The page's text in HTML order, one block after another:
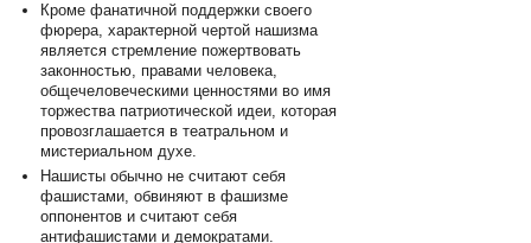
Кроме фанатичной поддержки своего
фюрера, характерной чертой нашизма
является стремление пожертвовать
законностью, правами человека,
общечеловеческими ценностями во имя
торжества патриотической идеи, которая
провозглашается в театральном и
мистериальном духе.
Нашисты обычно не считают себя
фашистами, обвиняют в фашизме
оппонентов и считают себя
антифашистами и демократами.